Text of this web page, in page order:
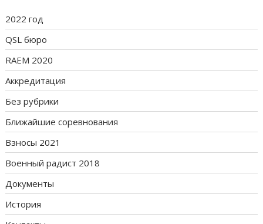
2022 год
QSL бюро
RAEM 2020
Аккредитация
Без рубрики
Ближайшие соревнования
Взносы 2021
Военный радист 2018
Документы
История